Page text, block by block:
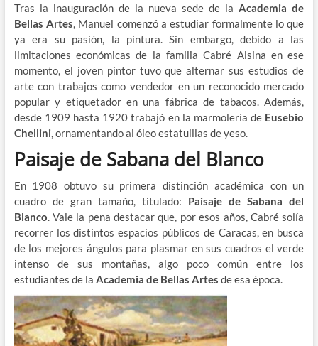
Tras la inauguración de la nueva sede de laAcademia de
Bellas Artes, Manuel comenzó a estudiar formalmente lo que
ya era su pasión, la pintura. Sin embargo, debido a las
limitaciones económicas de la familia Cabré Alsina en ese
momento, el joven pintor tuvo que alternar sus estudios de
arte con trabajos como vendedor en un reconocido mercado
popular y etiquetador en una fábrica de tabacos. Además,
desde 1909 hasta 1920 trabajó en la marmolería de Eusebio
Chellini, ornamentando al óleo estatuillas de yeso.
Paisaje de Sabana del Blanco
En 1908 obtuvo su primera distinción académica con un
cuadro de gran tamaño, titulado: Paisaje de Sabana del
Blanco. Vale la pena destacar que, por esos años, Cabré solía
recorrer los distintos espacios públicos de Caracas, en busca
de los mejores ángulos para plasmar en sus cuadros el verde
intenso de sus montañas, algo poco común entre los
estudiantes de la Academia de Bellas Artes de esa época.